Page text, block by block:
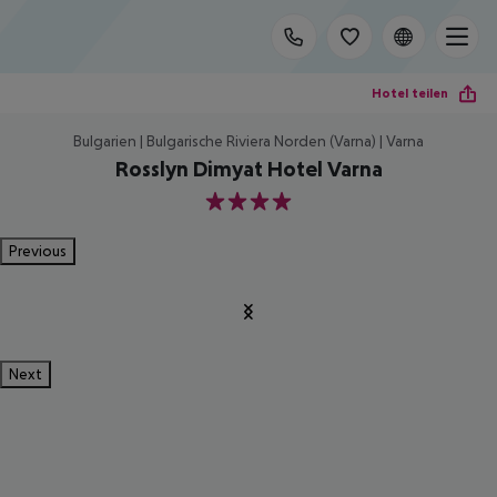
Hotel teilen
Bulgarien | Bulgarische Riviera Norden (Varna) | Varna
Rosslyn Dimyat Hotel Varna
4
Previous
Next